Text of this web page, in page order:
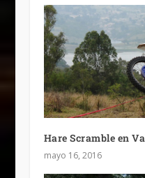
Hare Scramble en
mayo 16, 2016